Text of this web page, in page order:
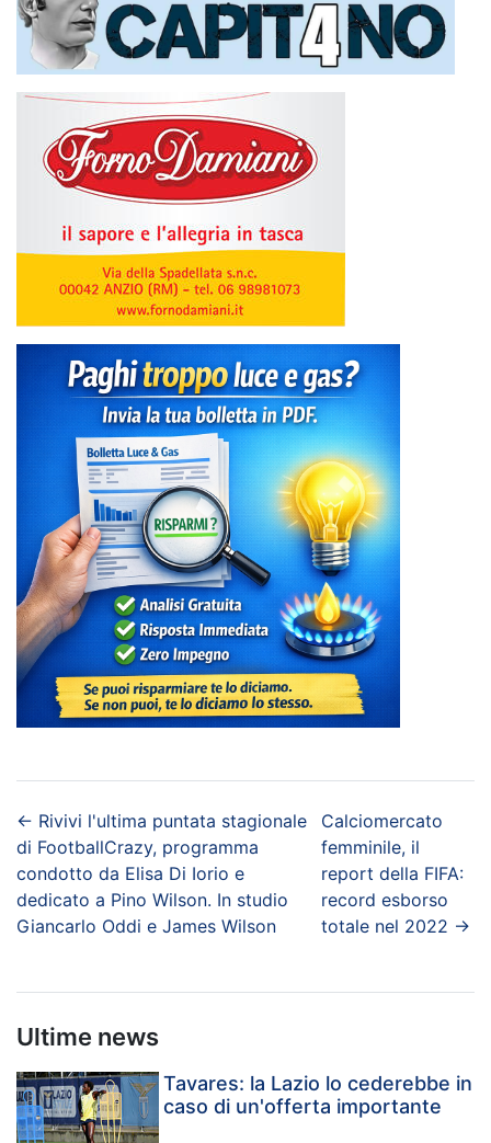
← Rivivi l'ultima puntata stagionale
di FootballCrazy, programma
condotto da Elisa Di Iorio e
dedicato a Pino Wilson. In studio
Giancarlo Oddi e James Wilson
Calciomercato
femminile, il
report della FIFA:
record esborso
totale nel 2022 →
Ultime news
Tavares: la Lazio lo cederebbe in
caso di un'offerta importante